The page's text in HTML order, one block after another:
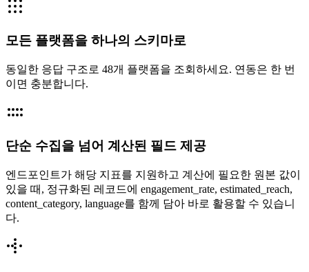
모든 플랫폼을 하나의 스키마로
동일한 응답 구조로 48개 플랫폼을 조회하세요. 연동은 한 번
이면 충분합니다.
단순 수집을 넘어 계산된 필드 제공
엔드포인트가 해당 지표를 지원하고 계산에 필요한 원본 값이
있을 때, 정규화된 레코드에 engagement_rate, estimated_reach,
content_category, language를 함께 담아 바로 활용할 수 있습니
다.